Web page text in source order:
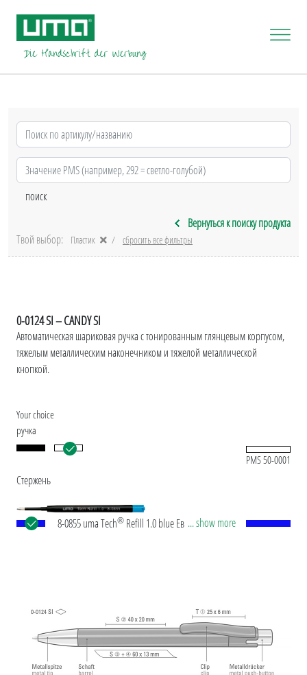
Вернуться к поиску продукта
Твой выбор:
Пластик сбросить все фильтры
0-0124 SI – CANDY SI
Автоматическая шариковая ручка с тонированным глянцевым корпусом,
тяжелым металлическим наконечником и тяжелой металлической
кнопкой.
Your choice
ручка
PMS 50-0001
Стержень
8-0855 uma Tech® Refill 1.0 blue Европейские
примерно 4 500 м. Немецкие чернила
соответствует стандарту ISO. Стержни uma Tech
Refill 1.0 гарантируют приятное и мягкое
ощущение при письме.
... show more